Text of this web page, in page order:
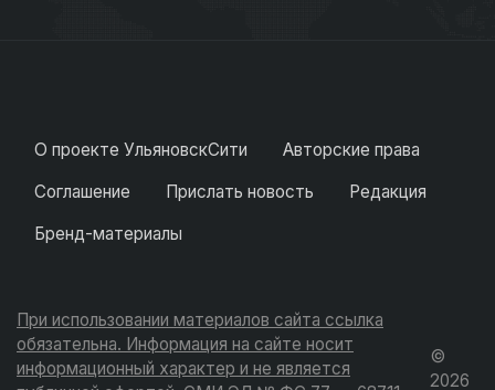
О проекте УльяновскСити
Авторские права
Соглашение
Прислать новость
Редакция
Бренд-материалы
При использовании материалов сайта ссылка
обязательна. Информация на сайте носит
информационный характер и не является
©
2026